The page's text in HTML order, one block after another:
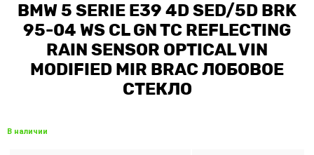
BMW 5 SERIE E39 4D SED/5D BRK
95-04 WS CL GN TC REFLECTING
RAIN SENSOR OPTICAL VIN
MODIFIED MIR BRAC ЛОБОВОЕ
СТЕКЛО
В наличии
ДОП. УСЛУГИ